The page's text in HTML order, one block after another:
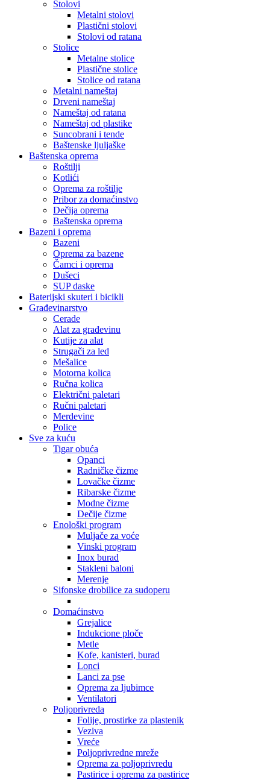
Stolovi
Metalni stolovi
Plastični stolovi
Stolovi od ratana
Stolice
Metalne stolice
Plastične stolice
Stolice od ratana
Metalni nameštaj
Drveni nameštaj
Nameštaj od ratana
Nameštaj od plastike
Suncobrani i tende
Baštenske ljuljaške
Baštenska oprema
Roštilji
Kotlići
Oprema za roštilje
Pribor za domaćinstvo
Dečija oprema
Baštenska oprema
Bazeni i oprema
Bazeni
Oprema za bazene
Čamci i oprema
Dušeci
SUP daske
Baterijski skuteri i bicikli
Građevinarstvo
Cerade
Alat za građevinu
Kutije za alat
Strugači za led
Mešalice
Motorna kolica
Ručna kolica
Električni paletari
Ručni paletari
Merdevine
Police
Sve za kuću
Tigar obuća
Opanci
Radničke čizme
Lovačke čizme
Ribarske čizme
Modne čizme
Dečije čizme
Enološki program
Muljače za voće
Vinski program
Inox burad
Stakleni baloni
Merenje
Sifonske drobilice za sudoperu
Domaćinstvo
Grejalice
Indukcione ploče
Metle
Kofe, kanisteri, burad
Lonci
Lanci za pse
Oprema za ljubimce
Ventilatori
Poljoprivreda
Folije, prostirke za plastenik
Veziva
Vreće
Poljoprivredne mreže
Oprema za poljoprivredu
Pastirice i oprema za pastirice